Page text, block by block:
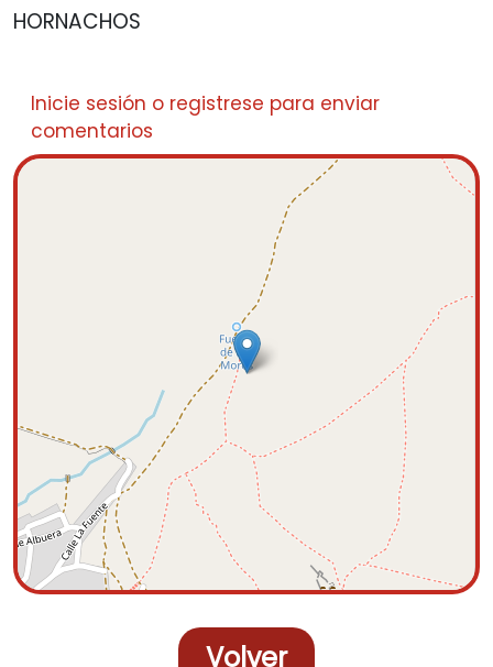
HORNACHOS
Inicie sesión o registrese para enviar
comentarios
Volver